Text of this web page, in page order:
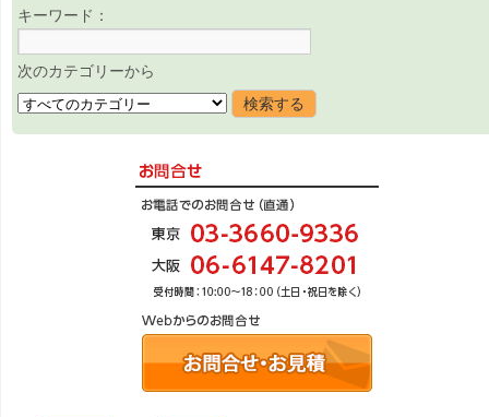
キーワード：
次のカテゴリーから